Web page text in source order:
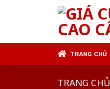
TRANG CHỦ
TRANG CHỦ